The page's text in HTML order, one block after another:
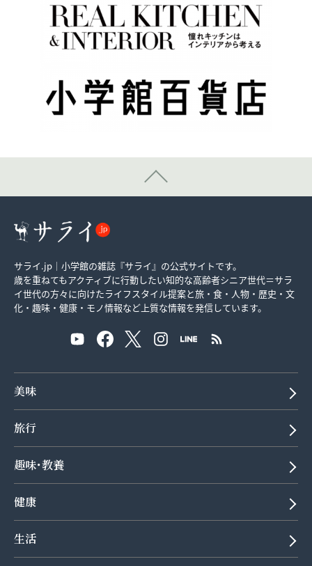
サライ.jp｜小学館の雑誌『サライ』の公式サイトです。
歳を重ねてもアクティブに行動したい知的な高齢者シニア世代＝サラ
イ世代の方々に向けたライフスタイル提案と旅・食・人物・歴史・文
化・趣味・健康・モノ情報など上質な情報を発信しています。
美味
旅行
趣味･教養
健康
生活